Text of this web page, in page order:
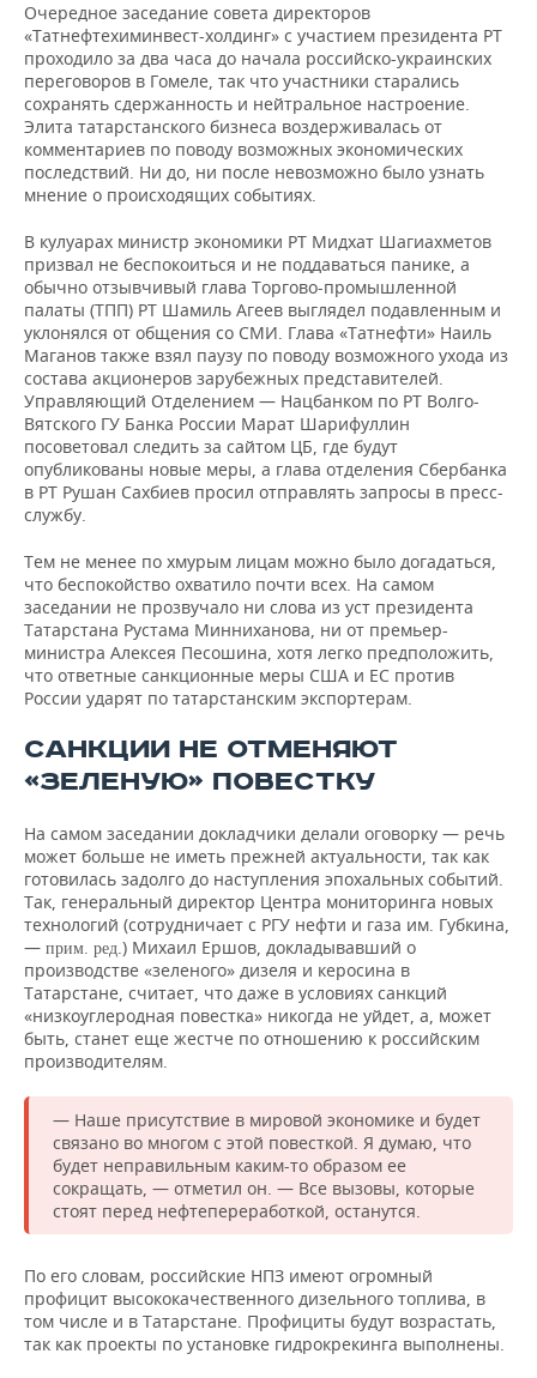
Очередное заседание совета директоров
«Татнефтехиминвест-холдинг» с участием президента РТ
проходило за два часа до начала российско-украинских
переговоров в Гомеле, так что участники старались
сохранять сдержанность и нейтральное настроение.
Элита татарстанского бизнеса воздерживалась от
комментариев по поводу возможных экономических
последствий. Ни до, ни после невозможно было узнать
мнение о происходящих событиях.
В кулуарах министр экономики РТ Мидхат Шагиахметов
призвал не беспокоиться и не поддаваться панике, а
обычно отзывчивый глава Торгово-промышленной
палаты (ТПП) РТ Шамиль Агеев выглядел подавленным и
уклонялся от общения со СМИ. Глава «Татнефти» Наиль
Маганов также взял паузу по поводу возможного ухода из
состава акционеров зарубежных представителей.
Управляющий Отделением — Нацбанком по РТ Волго-
Вятского ГУ Банка России Марат Шарифуллин
посоветовал следить за сайтом ЦБ, где будут
опубликованы новые меры, а глава отделения Сбербанка
в РТ Рушан Сахбиев просил отправлять запросы в пресс-
службу.
Тем не менее по хмурым лицам можно было догадаться,
что беспокойство охватило почти всех. На самом
заседании не прозвучало ни слова из уст президента
Татарстана Рустама Минниханова, ни от премьер-
министра Алексея Песошина, хотя легко предположить,
что ответные санкционные меры США и ЕС против
России ударят по татарстанским экспортерам.
САНКЦИИ НЕ ОТМЕНЯЮТ
«ЗЕЛЕНУЮ» ПОВЕСТКУ
На самом заседании докладчики делали оговорку — речь
может больше не иметь прежней актуальности, так как
готовилась задолго до наступления эпохальных событий.
Так, генеральный директор Центра мониторинга новых
технологий (сотрудничает с РГУ нефти и газа им. Губкина,
— прим. ред.) Михаил Ершов, докладывавший о
производстве «зеленого» дизеля и керосина в
Татарстане, считает, что даже в условиях санкций
«низкоуглеродная повестка» никогда не уйдет, а, может
быть, станет еще жестче по отношению к российским
производителям.
— Наше присутствие в мировой экономике и будет
связано во многом с этой повесткой. Я думаю, что
будет неправильным каким-то образом ее
сокращать, — отметил он. — Все вызовы, которые
стоят перед нефтепереработкой, останутся.
По его словам, российские НПЗ имеют огромный
профицит высококачественного дизельного топлива, в
том числе и в Татарстане. Профициты будут возрастать,
так как проекты по установке гидрокрекинга выполнены.